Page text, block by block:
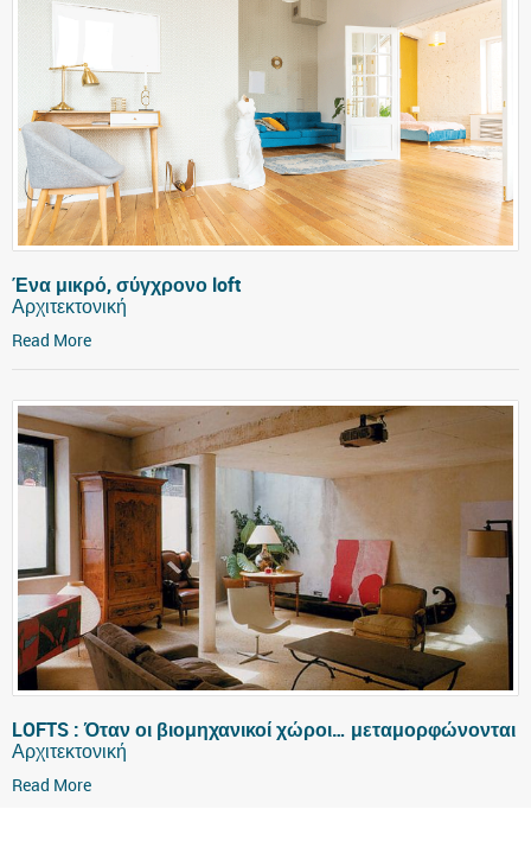
Ένα μικρό, σύγχρονο loft
Αρχιτεκτονική
Read More
LOFTS : Όταν οι βιομηχανικοί χώροι… μεταμορφώνονται
Αρχιτεκτονική
Read More